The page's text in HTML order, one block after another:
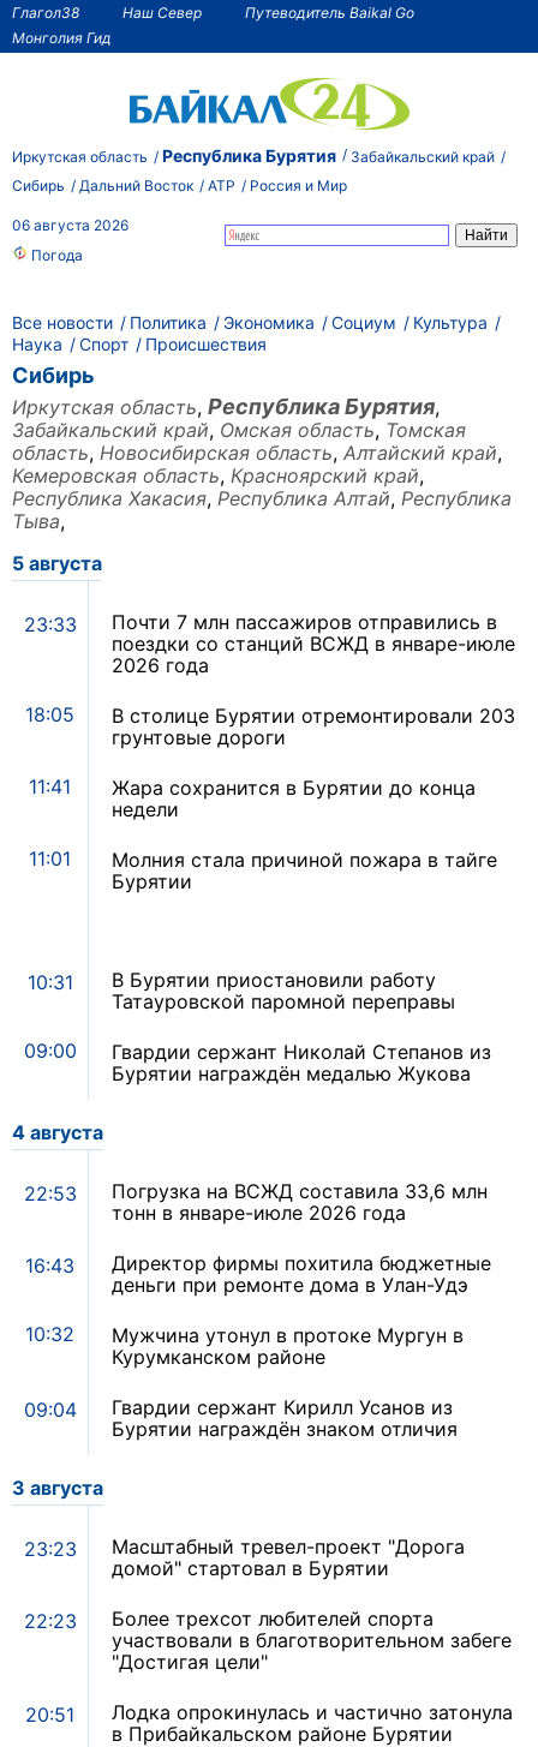
Глагол38 Наш Север
Путеводитель Baikal Go
Монголия Гид
Иркутская область Республика Бурятия
Забайкальский край
Сибирь
Дальний Восток АТР Россия и Мир
06 августа 2026
Погода
Все новости Политика Экономика Социум
Культура
Наука
Спорт Происшествия
Сибирь
Иркутская область, Республика Бурятия,
Забайкальский край, Омская область, Томская
область, Новосибирская область, Алтайский край,
Кемеровская область, Красноярский край,
Республика Хакасия, Республика Алтай, Республика
Тыва,
5 августа
23:33
Почти 7 млн пассажиров отправились в
поездки со станций ВСЖД в январе-июле
2026 года
18:05
В столице Бурятии отремонтировали 203
грунтовые дороги
11:41
Жара сохранится в Бурятии до конца
недели
11:01
Молния стала причиной пожара в тайге
Бурятии
10:31
В Бурятии приостановили работу
Татауровской паромной переправы
09:00
Гвардии сержант Николай Степанов из
Бурятии награждён медалью Жукова
4 августа
22:53
Погрузка на ВСЖД составила 33,6 млн
тонн в январе-июле 2026 года
16:43
Директор фирмы похитила бюджетные
деньги при ремонте дома в Улан-Удэ
10:32
Мужчина утонул в протоке Мургун в
Курумканском районе
09:04
Гвардии сержант Кирилл Усанов из
Бурятии награждён знаком отличия
3 августа
23:23
Масштабный тревел-проект "Дорога
домой" стартовал в Бурятии
22:23
Более трехсот любителей спорта
участвовали в благотворительном забеге
"Достигая цели"
20:51
Лодка опрокинулась и частично затонула
в Прибайкальском районе Бурятии